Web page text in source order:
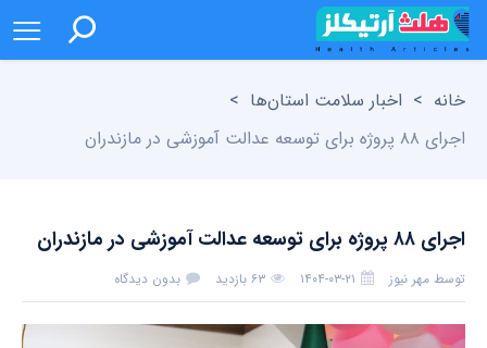
خانه > اخبار سلامت استان‌ها >
اجرای ۸۸ پروژه برای توسعه عدالت آموزشی در مازندران
اجرای ۸۸ پروژه برای توسعه عدالت آموزشی در مازندران
توسط مهر نیوز ۱۴۰۴-۰۳-۲۱ ۶۳ بازدید بدون دیدگاه